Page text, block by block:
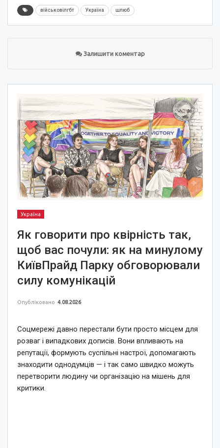
військовілгбт Україна шлюб
Залишити коментар
Україна
Як говорити про квірність так,
щоб вас почули: як на минулому
КиївПрайд Парку обговорювали
силу комунікацій
Опубліковано 4.08.2026
Соцмережі давно перестали бути просто місцем для
розваг і випадкових дописів. Вони впливають на
репутації, формують суспільні настрої, допомагають
знаходити однодумців — і так само швидко можуть
перетворити людину чи організацію на мішень для
критики.